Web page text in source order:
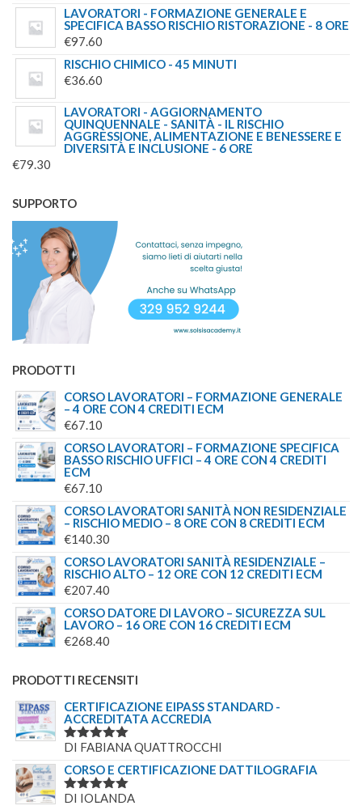
LAVORATORI - FORMAZIONE GENERALE E
SPECIFICA BASSO RISCHIO RISTORAZIONE - 8 ORE
€97.60
RISCHIO CHIMICO - 45 MINUTI
€36.60
LAVORATORI - AGGIORNAMENTO
QUINQUENNALE - SANITÀ - IL RISCHIO
AGGRESSIONE, ALIMENTAZIONE E BENESSERE E
DIVERSITÀ E INCLUSIONE - 6 ORE
€79.30
SUPPORTO
PRODOTTI
CORSO LAVORATORI – FORMAZIONE GENERALE
– 4 ORE CON 4 CREDITI ECM
€67.10
CORSO LAVORATORI – FORMAZIONE SPECIFICA
BASSO RISCHIO UFFICI – 4 ORE CON 4 CREDITI
ECM
€67.10
CORSO LAVORATORI SANITÀ NON RESIDENZIALE
– RISCHIO MEDIO – 8 ORE CON 8 CREDITI ECM
€140.30
CORSO LAVORATORI SANITÀ RESIDENZIALE –
RISCHIO ALTO – 12 ORE CON 12 CREDITI ECM
€207.40
CORSO DATORE DI LAVORO – SICUREZZA SUL
LAVORO – 16 ORE CON 16 CREDITI ECM
€268.40
PRODOTTI RECENSITI
CERTIFICAZIONE EIPASS STANDARD -
ACCREDITATA ACCREDIA
VALUTATO
DI FABIANA QUATTROCCHI
CORSO E CERTIFICAZIONE DATTILOGRAFIA
VALUTATO
DI IOLANDA